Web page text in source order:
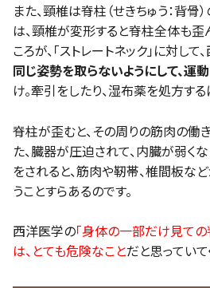
また、頸椎は脊柱（せきちゅう：背骨
は、頸椎が変形すると脊柱全体も歪
ころが、「ストレートネック」に対して
同じ姿勢を取らないようにして、運動
け。牽引をしたり、湿布薬を処方する
脊柱が歪むと、その周りの筋肉の働
た、臓器が圧迫されて、内臓が弱くな
をされると、筋肉や靭帯、椎間板な
うことすらあるのです。
西洋医学の「身体の一部だけ見て
は、とても危険なことだと思っていて